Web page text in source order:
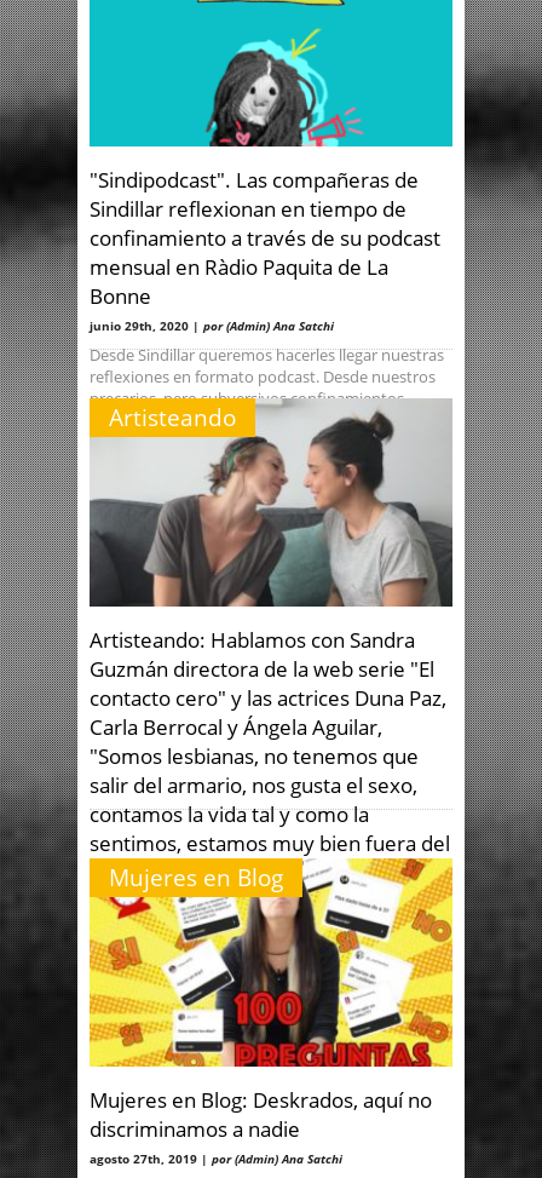
"Sindipodcast". Las compañeras de
Sindillar reflexionan en tiempo de
confinamiento a través de su podcast
mensual en Ràdio Paquita de La
Bonne
junio 29th, 2020 | por (Admin) Ana Satchi
Desde Sindillar queremos hacerles llegar nuestras
reflexiones en formato podcast. Desde nuestros
precarios, pero subversivos confinamientos,
hilamos sentires y pensamientos
Artisteando
Artisteando: Hablamos con Sandra
Guzmán directora de la web serie "El
contacto cero" y las actrices Duna Paz,
Carla Berrocal y Ángela Aguilar,
"Somos lesbianas, no tenemos que
salir del armario, nos gusta el sexo,
contamos la vida tal y como la
sentimos, estamos muy bien fuera del
armario"
septiembre 25th, 2019 |por (Admin) Ana Satchi
El contacto cero es una web serie protagonizada
por lesbianas que ya ha completado su primera
temporada con éxito y
Mujeres en Blog
Mujeres en Blog: Deskrados, aquí no
discriminamos a nadie
agosto 27th, 2019 | por (Admin) Ana Satchi